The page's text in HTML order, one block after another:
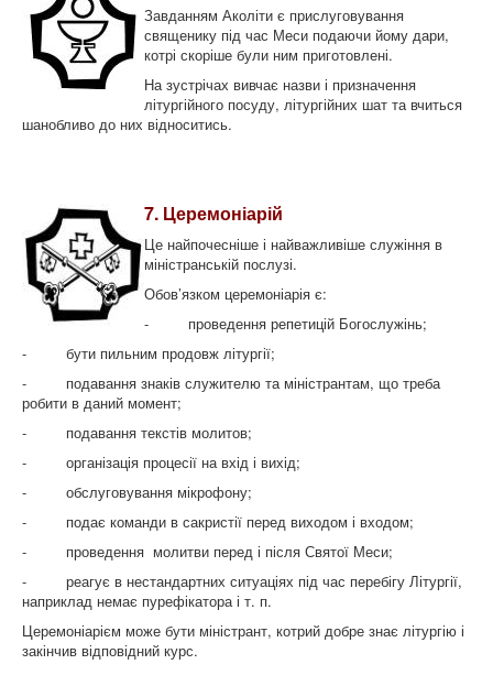
Завданням Аколіти є прислуговування
священику під час Меси подаючи йому дари,
котрі скоріше були ним приготовлені.
На зустрічах вивчає назви і призначення
літургійного посуду, літургійних шат та вчиться
шанобливо до них відноситись.
7. Церемоніарій
Це найпочесніше і найважливіше служіння в
міністранській послузі.
Обов’язком церемоніарія є:
- проведення репетицій Богослужінь;
- бути пильним продовж літургії;
- подавання знаків служителю та міністрантам, що треба
робити в даний момент;
- подавання текстів молитов;
- організація процесії на вхід і вихід;
- обслуговування мікрофону;
- подає команди в сакристії перед виходом і входом;
- проведення молитви перед і після Святої Меси;
- реагує в нестандартних ситуаціях під час перебігу Літургії,
наприклад немає пурефікатора і т. п.
Церемоніарієм може бути міністрант, котрий добре знає літургію і
закінчив відповідний курс.